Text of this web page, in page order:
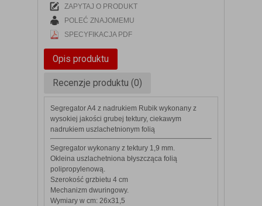
ZAPYTAJ O PRODUKT
POLEĆ ZNAJOMEMU
SPECYFIKACJA PDF
Opis produktu
Recenzje produktu (0)
Segregator A4 z nadrukiem Rubik wykonany z
wysokiej jakości grubej tektury, ciekawym
nadrukiem uszlachetnionym folią
Segregator wykonany z tektury 1,9 mm.
Okleina uszlachetniona błyszcząca folią
polipropylenową.
Szerokość grzbietu 4 cm
Mechanizm dwuringowy.
Wymiary w cm: 26x31,5